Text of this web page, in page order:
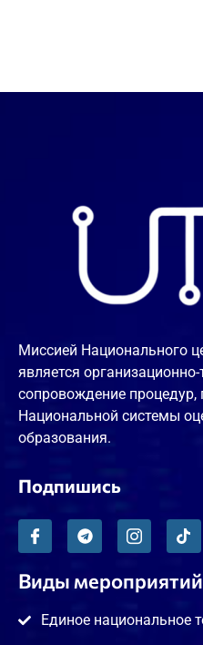
Миссией Национального
является
сопровождение
Национальной системы
образования.
Подпишись
Виды мероприятий
Единое национальное